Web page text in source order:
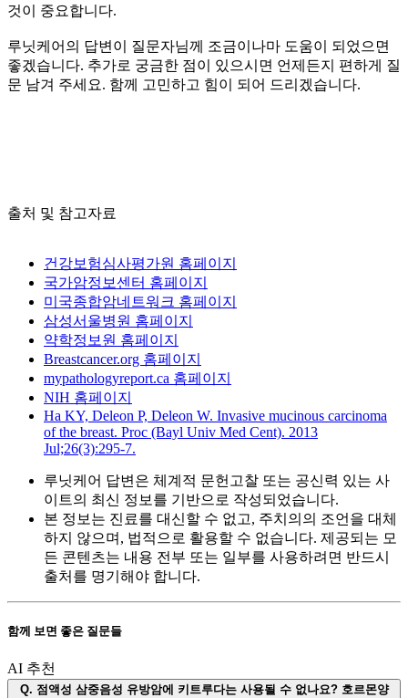
것이 중요합니다.
루닛케어의 답변이 질문자님께 조금이나마 도움이 되었으면
좋겠습니다. 추가로 궁금한 점이 있으시면 언제든지 편하게 질
문 남겨 주세요. 함께 고민하고 힘이 되어 드리겠습니다.
출처 및 참고자료
건강보험심사평가원 홈페이지
국가암정보센터 홈페이지
미국종합암네트워크 홈페이지
삼성서울병원 홈페이지
약학정보원 홈페이지
Breastcancer.org 홈페이지
mypathologyreport.ca 홈페이지
NIH 홈페이지
Ha KY, Deleon P, Deleon W. Invasive mucinous carcinoma
of the breast. Proc (Bayl Univ Med Cent). 2013
Jul;26(3):295-7.
루닛케어 답변은 체계적 문헌고찰 또는 공신력 있는 사
이트의 최신 정보를 기반으로 작성되었습니다.
본 정보는 진료를 대신할 수 없고, 주치의의 조언을 대체
하지 않으며, 법적으로 활용할 수 없습니다. 제공되는 모
든 콘텐츠는 내용 전부 또는 일부를 사용하려면 반드시
출처를 명기해야 합니다.
함께 보면 좋은 질문들
AI 추천
Q. 점액성 삼중음성 유방암에 키트루다는 사용될 수 없나요? 호르몬양